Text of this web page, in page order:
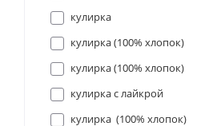
кулирка
кулирка (100% хлопок)
кулирка (100% хлопок)
кулирка с лайкрой
кулирка (100% хлопок)